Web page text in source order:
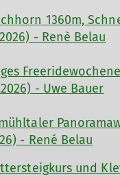
1360m,
- Renè Belau
- Uwe Bauer
- René Belau
und